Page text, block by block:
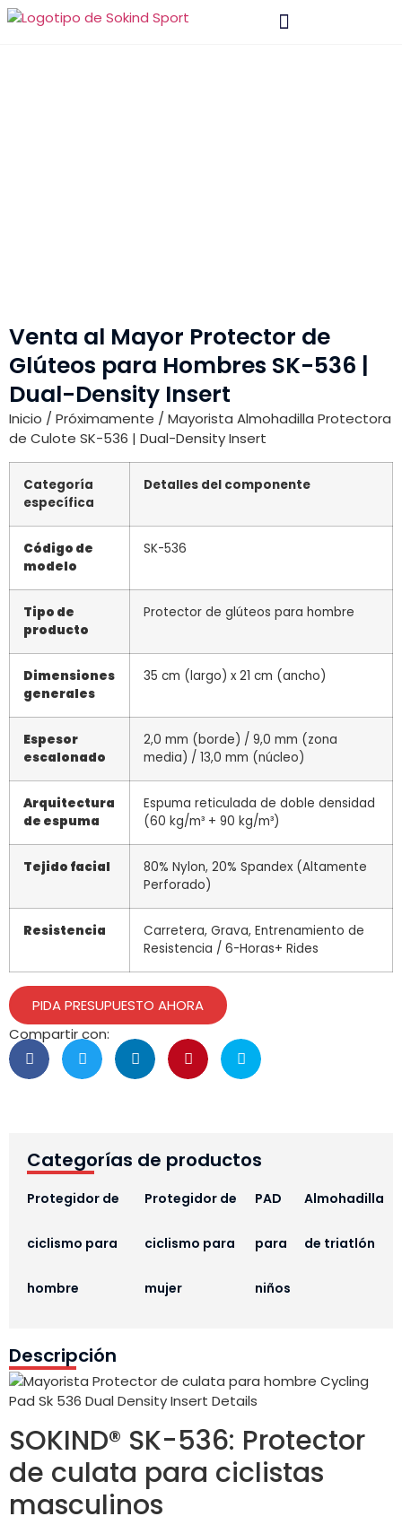
Venta al Mayor Protector de
Glúteos para Hombres SK-536 |
Dual-Density Insert
Inicio / Próximamente / Mayorista Almohadilla Protectora
de Culote SK-536 | Dual-Density Insert
Categoría
específica
Detalles del componente
Código de
modelo
SK-536
Tipo de
producto
Protector de glúteos para hombre
Dimensiones
generales
35 cm (largo) x 21 cm (ancho)
Espesor
escalonado
2,0 mm (borde) / 9,0 mm (zona
media) / 13,0 mm (núcleo)
Arquitectura
de espuma
Espuma reticulada de doble densidad
(60 kg/m³ + 90 kg/m³)
Tejido facial
80% Nylon, 20% Spandex (Altamente
Perforado)
Resistencia
Carretera, Grava, Entrenamiento de
Resistencia / 6-Horas+ Rides
PIDA PRESUPUESTO AHORA
Compartir con:
Categorías de productos
Protegidor de
ciclismo para
hombre
Protegidor de
ciclismo para
mujer
PAD
para
niños
Almohadilla
de triatlón
Descripción
SOKIND® SK-536: Protector
de culata para ciclistas
masculinos